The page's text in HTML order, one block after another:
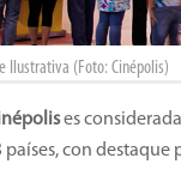
Ilustrativa (Foto: Cinépolis)
es
países, con